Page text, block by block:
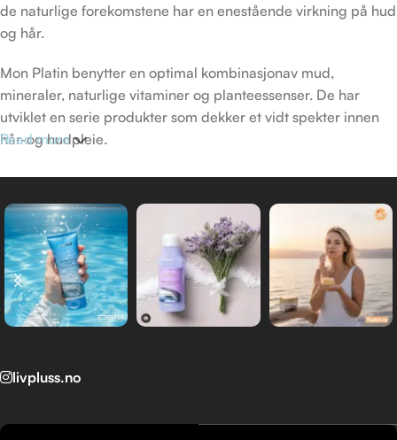
de naturlige forekomstene har en enestående virkning på hud
og hår.
Mon Platin benytter en optimal kombinasjonav mud,
mineraler, naturlige vitaminer og planteessenser. De har
utviklet en serie produkter som dekker et vidt spekter innen
hår-og hudpleie.
DSM (Dead Sea Minerals) produkt linje skapt av Mon Platin
sine forskere, er laget for alle de som verdsetter naturens
rolle i avansert hudpleie.
Read more
livpluss.no